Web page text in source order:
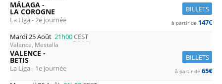
BILLETS
MÁLAGA -
LA COROGNE
La Liga - 2e journée à partir de 147€
Mardi 25 Août 21h00CEST
Valence, Mestalla
BILLETS
VALENCE -
BETIS
La Liga - 1e journée à partir de 65€